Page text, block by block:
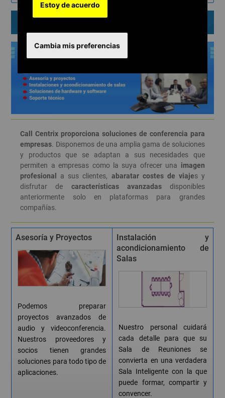
Estoy de acuerdo
Cambia mis preferencias
Conferencias
Call Centrix proporciona soluciones de conferencia para
empresas. Disponemos de una amplia gama de soluciones
y productos que se adaptan a sus necesidades que
permiten a empresas como la suya ofrecer una imagen
profesional
a sus clientes, abaratar costes de viajes y
disfrutar de características avanzadasdisponibles
anteriormente solo en plataformas para grandes
compañías.
Asesoría y Proyectos
Podemos preparar
proyectos avanzados de
audio y videoconferencia.
Nuestros proveedores y
socios tienen grandes
soluciones para todo tipo de
aplicaciones.
Instalación y
acondicionamiento de
Salas
Nuestro personal cuidará
cada detalle para que su
Sala de Reuniones se
convierta en una verdadera
Sala Inteligente con la que
puede formar, compartir y
convencer.